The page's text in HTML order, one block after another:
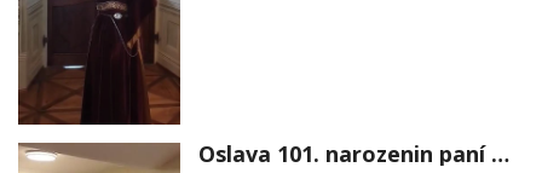
Oslava 101. narozenin paní Věry Skořepové